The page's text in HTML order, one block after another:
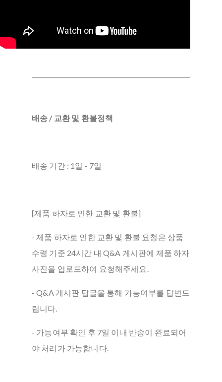
배송 / 교환 및 환불정책
배송 기간 : 1일 - 7일
[제품 하자로 인한 교환 및 환불]
- 제품 하자로 인한 교환 및 환불 요청은 상품
수령 기준 24시간 내 Q&A 게시판에 제품 하자
사진을 업로드하여 요청해주세요.
- Q&A 게시판 답글을 통해 가능여부를 답변드
립니다.
- 가능여부 확인 후 7일 이내 반송이 완료되어
야 처리가 가능합니다.